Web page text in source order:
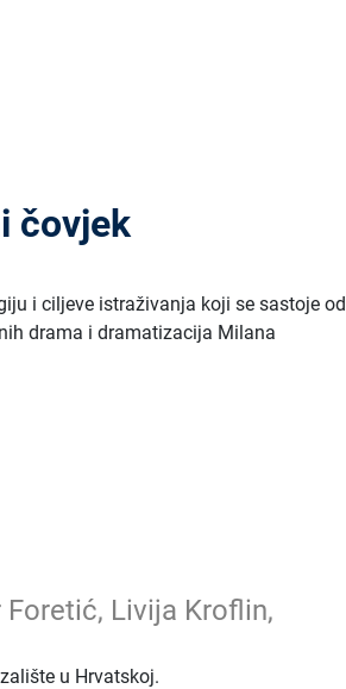
čovjek
i ciljeve istraživanja koji se sastoje od
drama i dramatizacija Milana
Livija Kroflin,
u Hrvatskoj.